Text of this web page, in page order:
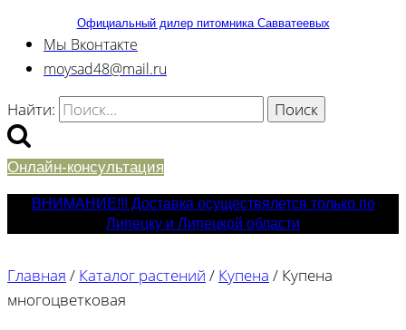
Официальный дилер питомника Савватеевых
Мы Вконтакте
moysad48@mail.ru
Найти:
Онлайн-консультация
ВНИМАНИЕ!!! Доставка осуществялется только по
Липецку и Липецкой области
Главная / Каталог растений / Купена / Купена
многоцветковая